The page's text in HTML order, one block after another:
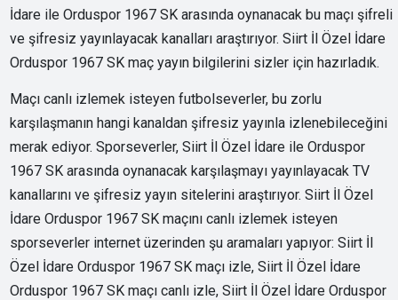
İdare ile Orduspor 1967 SK arasında oynanacak bu maçı şifreli
ve şifresiz yayınlayacak kanalları araştırıyor. Siirt İl Özel İdare
Orduspor 1967 SK maç yayın bilgilerini sizler için hazırladık.
Maçı canlı izlemek isteyen futbolseverler, bu zorlu
karşılaşmanın hangi kanaldan şifresiz yayınla izlenebileceğini
merak ediyor. Sporseverler, Siirt İl Özel İdare ile Orduspor
1967 SK arasında oynanacak karşılaşmayı yayınlayacak TV
kanallarını ve şifresiz yayın sitelerini araştırıyor. Siirt İl Özel
İdare Orduspor 1967 SK maçını canlı izlemek isteyen
sporseverler internet üzerinden şu aramaları yapıyor: Siirt İl
Özel İdare Orduspor 1967 SK maçı izle, Siirt İl Özel İdare
Orduspor 1967 SK maçı canlı izle, Siirt İl Özel İdare Orduspor